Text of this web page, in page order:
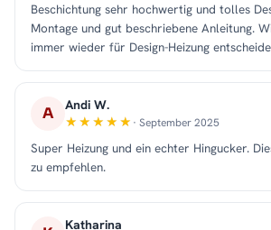
Beschichtung sehr hochwertig und tolles
Montage und gut beschriebene Anleitung.
immer wieder für Design-Heizung
A Andi W.
· September 2025
Super Heizung und ein echter Hingucker.
zu empfehlen.
Katharina